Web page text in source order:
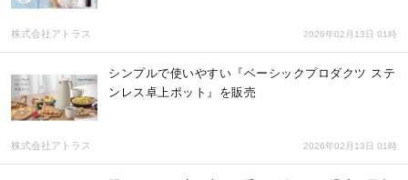
株式会社アトラス 2026年02月13日 01時
シンプルで使いやすい『ベーシックプロダクツ ステ
ンレス卓上ポット』を販売
株式会社アトラス 2026年02月13日 01時